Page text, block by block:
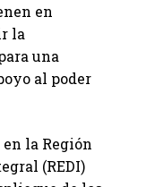
en
la
una
al poder
la Región
(REDI)